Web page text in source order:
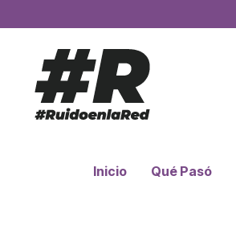
Inicio Qué Pasó